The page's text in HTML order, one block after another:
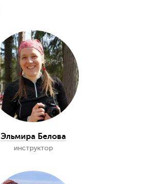
Эльмира Белова
инструктор